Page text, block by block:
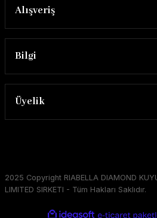
Alışveriş
Bilgi
Üyelik
2025 Copyright RIABELLA DIAMOND
LIMITED SIRKETI - Tüm Hakları Saklıdır.
ideasoft